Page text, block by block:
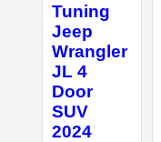
Tuning
Jeep
Wrangler
JL 4
Door
SUV
2024